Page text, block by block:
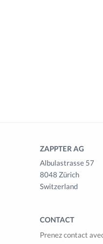
ZAPPTER AG
Albulastrasse 57
8048 Zürich
Switzerland
CONTACT
Prenez contact